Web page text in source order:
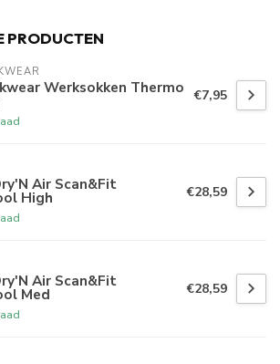
PRODUCTEN
Werksokken Thermo €7,95
Air Scan&Fit
High €28,59
Air Scan&Fit
Med €28,59